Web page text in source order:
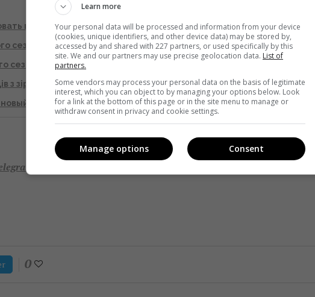
в шоу «Танці з зірками»
сезона «Танців з зірками» на «1+1»
«Танців з зірками» на «1+1»
з зірками»
сезон шоу «Танці з зірками»
0
Learn more
Your personal data will be processed and information from your device
(cookies, unique identifiers, and other device data) may be stored by,
accessed by and shared with 227 partners, or used specifically by this
site. We and our partners may use precise geolocation data. List of
partners.
Some vendors may process your personal data on the basis of legitimate
interest, which you can object to by managing your options below. Look
for a link at the bottom of this page or in the site menu to manage or
withdraw consent in privacy and cookie settings.
Consent
Manage options